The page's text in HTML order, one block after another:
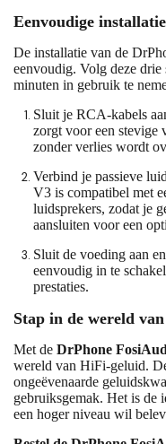
Eenvoudige installatie
De installatie van de
eenvoudig. Volg deze drie
minuten in gebruik te
Sluit je RCA-kabels
zorgt voor een stevige
zonder verlies wordt
Verbind je passieve
V3 is compatibel met
luidsprekers, zodat je
aansluiten voor een
Sluit de voeding aan
eenvoudig in te
prestaties.
Stap in de wereld
Met de DrPhone
wereld van HiFi-geluid.
ongeëvenaarde
gebruiksgemak. Het is de
een hoger niveau wil